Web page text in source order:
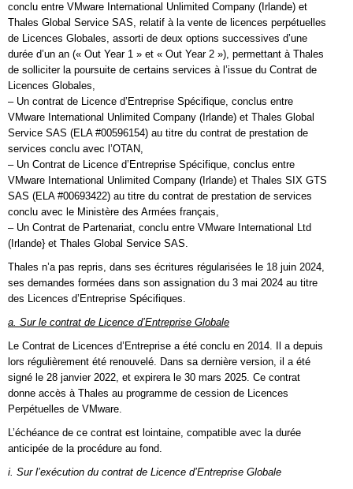
conclu entre VMware International Unlimited Company (Irlande) et
Thales Global Service SAS, relatif à la vente de licences perpétuelles
de Licences Globales, assorti de deux options successives d’une
durée d’un an (« Out Year 1 » et « Out Year 2 »), permettant à Thales
de solliciter la poursuite de certains services à l’issue du Contrat de
Licences Globales,
– Un contrat de Licence d’Entreprise Spécifique, conclus entre
VMware International Unlimited Company (Irlande) et Thales Global
Service SAS (ELA #00596154) au titre du contrat de prestation de
services conclu avec l’OTAN,
– Un Contrat de Licence d’Entreprise Spécifique, conclus entre
VMware International Unlimited Company (Irlande) et Thales SIX GTS
SAS (ELA #00693422) au titre du contrat de prestation de services
conclu avec le Ministère des Armées français,
– Un Contrat de Partenariat, conclu entre VMware International Ltd
(Irlande} et Thales Global Service SAS.
Thales n’a pas repris, dans ses écritures régularisées le 18 juin 2024,
ses demandes formées dans son assignation du 3 mai 2024 au titre
des Licences d’Entreprise Spécifiques.
a. Sur le contrat de Licence d’Entreprise Globale
Le Contrat de Licences d’Entreprise a été conclu en 2014. Il a depuis
lors régulièrement été renouvelé. Dans sa dernière version, il a été
signé le 28 janvier 2022, et expirera le 30 mars 2025. Ce contrat
donne accès à Thales au programme de cession de Licences
Perpétuelles de VMware.
L’échéance de ce contrat est lointaine, compatible avec la durée
anticipée de la procédure au fond.
i. Sur l’exécution du contrat de Licence d’Entreprise Globale